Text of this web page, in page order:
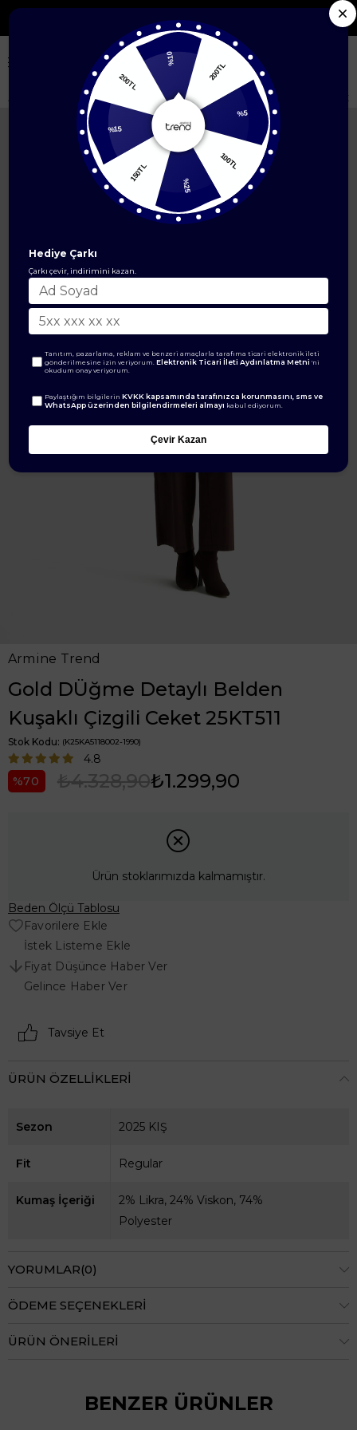
Seçili Yeni Sezon Ürünlerde %50'ye Varan İndirim
DIŞ GİYİM Ceket Modelleri Gold DÜğme Detaylı Belden
Armine Trend
Gold DÜğme Detaylı Belden
Kuşaklı Çizgili Ceket 25KT511
Stok Kodu (K25KA5118002-1990)
4.8
70
₺4.328,90₺1.299,90
Ürün stoklarımızda kalmamıştır.
Beden Ölçü Tablosu
Favorilere Ekle
İstek Listeme Ekle
Fiyat Düşünce Haber Ver
Gelince Haber Ver
Tavsiye Et
ÜRÜN ÖZELLIKLERI
Sezon 2025 KIŞ
Fit Regular
Kumaş İçeriği
2% Likra, 24% Viskon, 74%
Polyester
YORUMLAR(0)
ÖDEME SEÇENEKLERI
ÜRÜN ÖNERILERI
BENZER ÜRÜNLER
%10 200TL
%5
100TL
%25
150TL
%15
200TL
Hediye Çarkı
Çarkı çevir, indirimini kazan.
Tanıtım, pazarlama, reklam ve benzeri amaçlarla tarafıma ticari elektronik ileti
gönderilmesine izin veriyorum.Elektronik Ticari İleti Aydınlatma Metni 'ni
okudum onay veriyorum.
Paylaştığım bilgilerinKVKK kapsamında tarafınızca korunmasını, sms ve
WhatsApp üzerinden bilgilendirmeleri almayı kabul ediyorum.
Çevir Kazan